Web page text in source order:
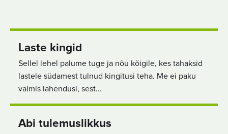
Laste kingid
Sellel lehel palume tuge ja nõu kõigile, kes tahaksid
lastele südamest tulnud kingitusi teha. Me ei paku
valmis lahendusi, sest…
Abi tulemuslikkus